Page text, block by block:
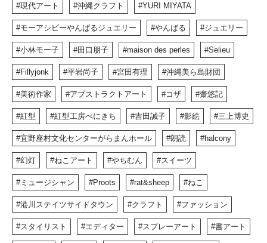
現代アート 沖縄クラフト YURI MIYATA
モーアシビーやんばるジュエリー やんばる ジュエリー
小林モー子 田口朋子 maison des perles Selieu
Fillyjonk 平岩尚子 宮田有理 沖縄美ら島財団
美術作家 アブストラクトアート コザ 齋悠記
紅型 紅型工房べにきち 吉田誠子 影絵 三上博史
宜野座村文化センターがらまんホール 朗読 halcony
幻灯 ねこアート やちむん スイーツ
ミュージシャン Proots rat&sheep ねこ
港川ステイツサイドタウン クラフト ファッション
スタイリスト エディター スプレーアート 書アート